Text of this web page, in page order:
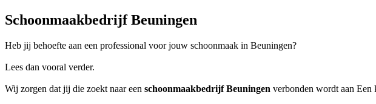
Schoonmaakbedrijf Beuningen
Heb jij behoefte aan een professional voor jouw schoonmaak in Beuningen?
Lees dan vooral verder.
Wij zorgen dat jij die zoekt naar een schoonmaakbedrijf Beuningen verbonden wordt aan Een